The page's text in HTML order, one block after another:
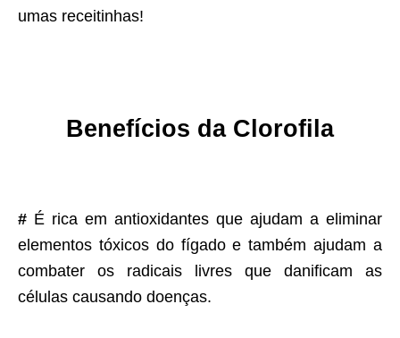
umas receitinhas!
Benefícios da Clorofila
# É rica em antioxidantes que ajudam a eliminar
elementos tóxicos do fígado e também ajudam a
combater os radicais livres que danificam as
células causando doenças.